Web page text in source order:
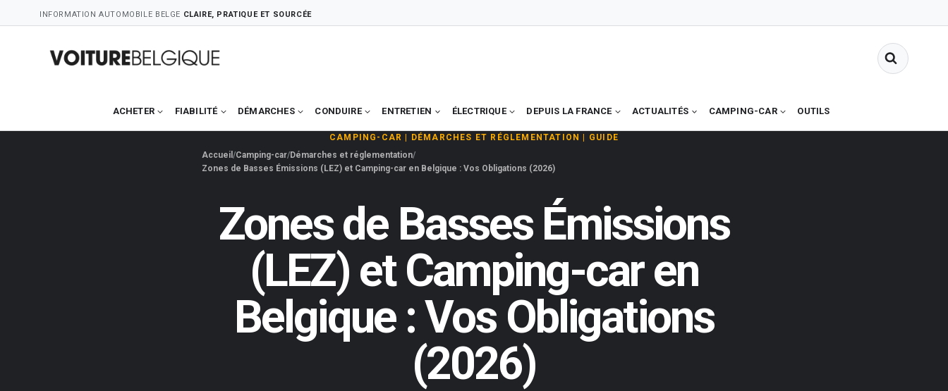
to
INFORMATION AUTOMOBILE BELGE CLAIRE, PRATIQUE ET SOURCÉE
ACHETER FIABILITÉ DÉMARCHES CONDUIRE ENTRETIEN ÉLECTRIQUE DEPUIS LA FRANCE ACTUALITÉS CAMPING-CAR OUTILS
CAMPING-CAR DÉMARCHES ET RÉGLEMENTATION
GUIDE
Accueil Camping-car Démarches et réglementation
Zones de Basses Émissions (LEZ) et Camping-car en Belgique : Vos Obligations (2026)
Zones de Basses Émissions
(LEZ) et Camping-car en
Belgique : Vos Obligations
(2026)